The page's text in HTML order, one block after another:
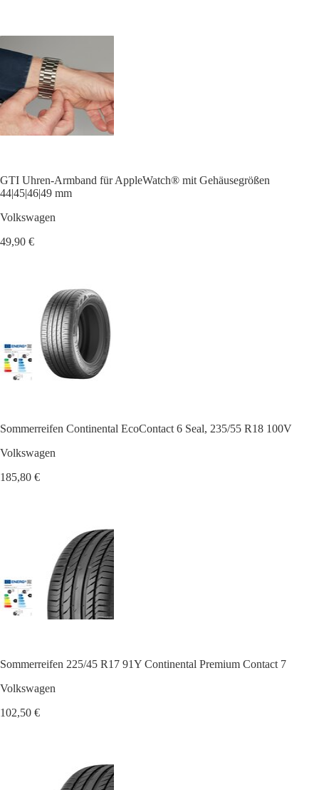
GTI Uhren-Armband für AppleWatch® mit Gehäusegrößen
44|45|46|49 mm
Volkswagen
49,90 €
Sommerreifen Continental EcoContact 6 Seal, 235/55 R18 100V
Volkswagen
185,80 €
Sommerreifen 225/45 R17 91Y Continental Premium Contact 7
Volkswagen
102,50 €